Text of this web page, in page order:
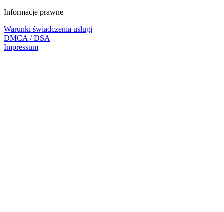
Informacje prawne
Warunki świadczenia usługi
DMCA / DSA
Impressum